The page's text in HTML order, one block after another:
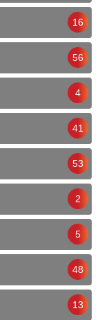
16
56
4
41
53
2
5
48
13